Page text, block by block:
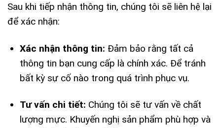
Sau khi tiếp nhận thông tin, chúng tôi sẽ liên hệ lại
để xác nhận:
Xác nhận thông tin: Đảm bảo rằng tất cả
thông tin bạn cung cấp là chính xác. Để tránh
bất kỳ sự cố nào trong quá trình phục vụ.
Tư vấn chi tiết: Chúng tôi sẽ tư vấn về chất
lượng mực. Khuyến nghị sản phẩm phù hợp và